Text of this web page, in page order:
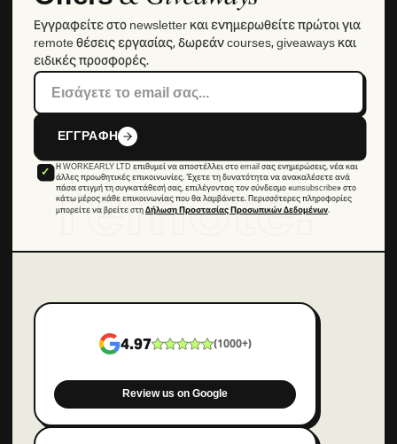
remote.
Εγγραφείτε στο newsletter και ενημερωθείτε πρώτοι για
remote θέσεις εργασίας, δωρεάν courses, giveaways και
ειδικές προσφορές.
ΕΓΓΡΑΦΗ
Η WORKEARLY LTD επιθυμεί να αποστέλλει στο email σας ενημερώσεις, νέα και
άλλες προωθητικές επικοινωνίες. Έχετε τη δυνατότητα να ανακαλέσετε ανά
πάσα στιγμή τη συγκατάθεσή σας, επιλέγοντας τον σύνδεσμο «unsubscribe» στο
κάτω μέρος κάθε επικοινωνίας που θα λαμβάνετε. Περισσότερες πληροφορίες
μπορείτε να βρείτε στηΔήλωση Προστασίας Προσωπικών Δεδομένων.
4.97 (1000+)
Review us on Google